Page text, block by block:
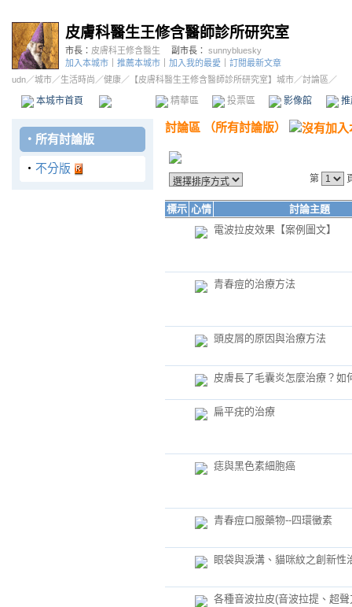
皮膚科醫生王修含醫師診所研究室
市長： 皮膚科王修含醫生 副市長： sunnybluesky
加入本城市
推薦本城市 加入我的最愛
訂閱最新文章
udn／城市／生活時尚 ／健康／ 【皮膚科醫生王修含醫師診所研究室】城市／討論區／
本城市首頁 精華區 投票區 影像館
‧ 所有討論版
‧ 不分版
討論區 （所有討論版）
第
標示 心情
討論主題
電波拉皮效果【案例圖文】
青春痘的治療方法
頭皮屑的原因與治療方法
皮膚長了毛囊炎怎麼治療？如
扁平疣的治療
痣與黑色素細胞癌
青春痘口服藥物--四環黴素
眼袋與淚溝、貓咪紋之創新性
各種音波拉皮(音波拉提、超